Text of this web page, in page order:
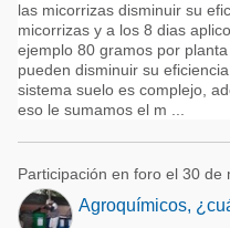
las micorrizas disminuir su
micorrizas y a los 8 dias
ejemplo 80 gramos por
pueden disminuir su
sistema suelo es complejo,
eso le sumamos el m ...
Participación en foro el 30 de
Agroquímicos,